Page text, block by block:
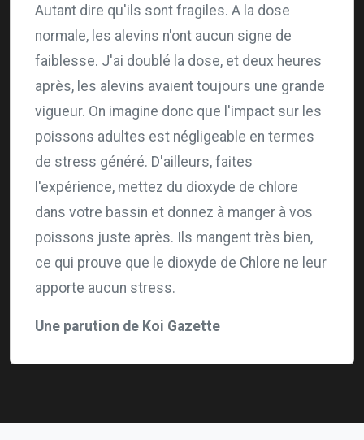
Autant dire qu'ils sont fragiles. A la dose
normale, les alevins n'ont aucun signe de
faiblesse. J'ai doublé la dose, et deux heures
après, les alevins avaient toujours une grande
vigueur. On imagine donc que l'impact sur les
poissons adultes est négligeable en termes
de stress généré. D'ailleurs, faites
l'expérience, mettez du dioxyde de chlore
dans votre bassin et donnez à manger à vos
poissons juste après. Ils mangent très bien,
ce qui prouve que le dioxyde de Chlore ne leur
apporte aucun stress.
Une parution de Koi Gazette